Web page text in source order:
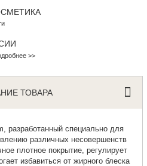
>>
ТОВАРА
, разработанный специально для
различных несовершенств
плотное покрытие, регулирует
избавиться от жирного блеска